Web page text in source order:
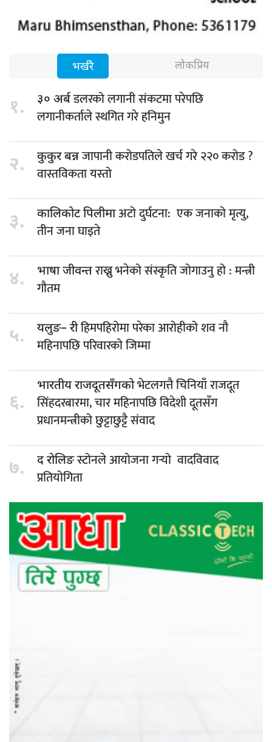
भर्खरै लोकप्रिय
१. ३० अर्बडलरको लगानी संकटमा परेपछि
लगानीकर्ताले स्थगित गरे हनिमुन
२. कुकुर बन्नजापानी करोडपतिले खर्च गरे २२० करोड ?
वास्तविकता यस्तो
३. कालिकोट पिलीमाअटो दुर्घटना: एक जनाको मृत्यु,
तीन जना घाइते
४. भाषा जीवन्तराख्नु भनेको संस्कृति जोगाउनु हो : मन्त्री
गौतम
५. यलुङ– रीहिमपहिरोमा परेका आरोहीको शव नौ
महिनापछि परिवारको जिम्मा
६.
भारतीय राजदूतसँगकोभेटलगत्तै चिनियाँ राजदूत
सिंहदरबारमा, चार महिनापछि विदेशी दूतसँग
प्रधानमन्त्रीको छुट्टाछुट्टै संवाद
७. द रोलिङस्टोनले आयोजना गर्‍यो वादविवाद
प्रतियोगिता